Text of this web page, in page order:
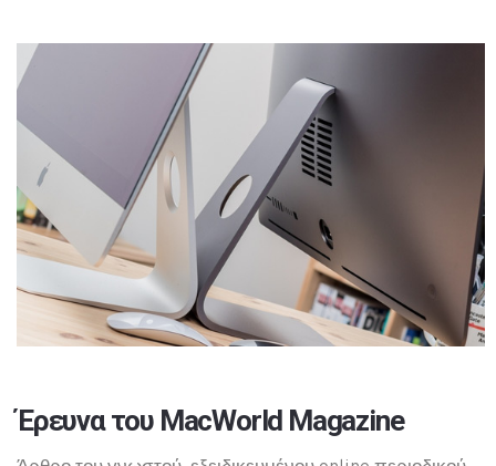
Έρευνα του MacWorld Magazine